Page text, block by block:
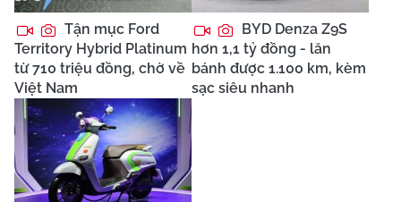
Tận mục Ford
Territory Hybrid Platinum
từ 710 triệu đồng, chờ về
Việt Nam
BYD Denza Z9S
hơn 1,1 tỷ đồng - lăn
bánh được 1.100 km, kèm
sạc siêu nhanh